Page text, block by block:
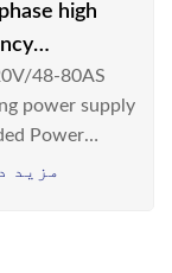
high
48-80AS
power
48-80AS
power supply
Power
is widely
مزید